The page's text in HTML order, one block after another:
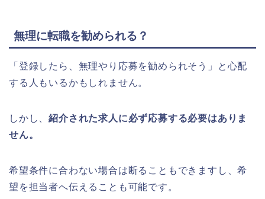
無理に転職を勧められる？
「登録したら、無理やり応募を勧められそう」と心配
する人もいるかもしれません。
しかし、紹介された求人に必ず応募する必要はありま
せん。
希望条件に合わない場合は断ることもできますし、希
望を担当者へ伝えることも可能です。